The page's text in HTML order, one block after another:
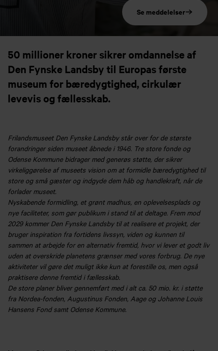
Se meddelelser
50 millioner kroner sikrer omdannelse af
Den Fynske Landsby til Europas første
museum for bæredygtighed, cirkulær
levevis og fællesskab.
Frilandsmuseet Den Fynske Landsby står over for de største
forandringer siden museet åbnede i 1946. Tre store fonde og
Odense Kommune bidrager med generøs støtte, der sikrer
virkeliggørelse af museets vision om at formidle bæredygtighed til
store og små gæster og indgyde dem håb og handlekraft, når de
forlader museet.
Nyskabende formidling, et grønt madhus, en oplevelsesplads og
nye faciliteter, som gør publikum i stand til at deltage. Frem mod
2029 kommer Den Fynske Landsby til at realisere et projekt, der
bruger inspiration fra fortidens livssyn, viden og kunnen til
sammen at arbejde for en alternativ fremtid, hvor vi lever et godt liv
uden at overskride planetens grænser med vores forbrug. De nye
aktiviteter vil gøre det muligt ikke kun at forestille os, men også
praktisere denne fremtid i fællesskab.
De store planer bliver gennemført med i alt ca. 50 mio. kr. i støtte
fra Nordea-fonden, Augustinus Fonden, Aage og Johanne Louis
Hansens Fond samt Odense Kommune.